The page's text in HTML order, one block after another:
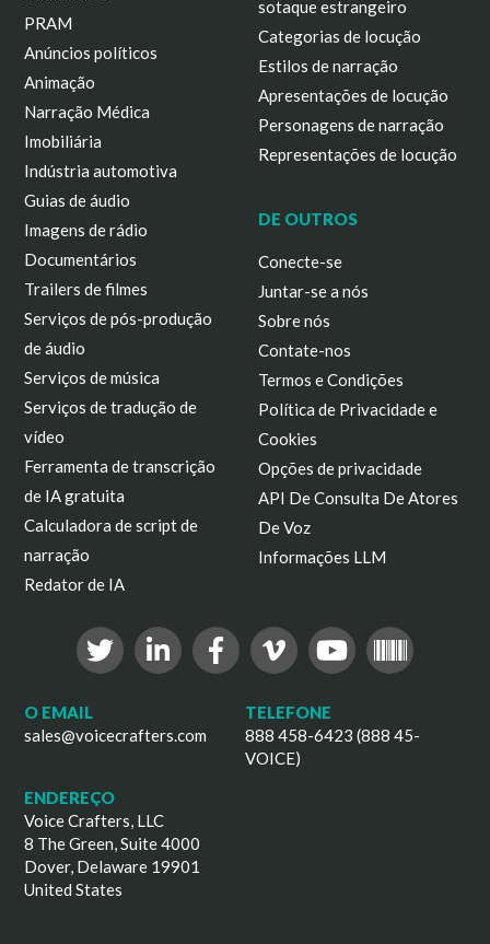
PRAM
Anúncios políticos
Animação
Narração Médica
Imobiliária
Indústria automotiva
Guias de áudio
Imagens de rádio
Documentários
Trailers de filmes
Serviços de pós-produção
de áudio
Serviços de música
Serviços de tradução de
vídeo
Ferramenta de transcrição
de IA gratuita
Calculadora de script de
narração
Redator de IA
sotaque estrangeiro
Categorias de locução
Estilos de narração
Apresentações de locução
Personagens de narração
Representações de locução
DE OUTROS
Conecte-se
Juntar-se a nós
Sobre nós
Contate-nos
Termos e Condições
Política de Privacidade e
Cookies
Opções de privacidade
API De Consulta De Atores
De Voz
Informações LLM
O EMAIL
sales@voicecrafters.com
TELEFONE
888 458-6423 (888 45-
VOICE)
ENDEREÇO
Voice Crafters, LLC
8 The Green, Suite 4000
Dover, Delaware 19901
United States